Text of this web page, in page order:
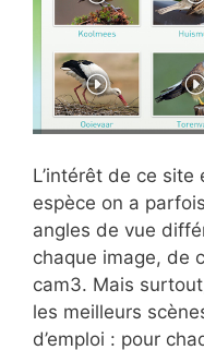
L’intérêt de ce site
espèce on a
angles de vue
chaque image, de
cam3. Mais
les meilleurs
d’emploi : pour